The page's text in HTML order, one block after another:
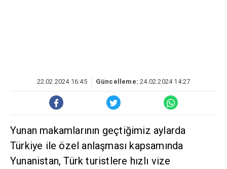
22.02.2024 16:45 Güncelleme: 24.02.2024 14:27
Yunan makamlarının geçtiğimiz aylarda
Türkiye ile özel anlaşması kapsamında
Yunanistan, Türk turistlere hızlı vize